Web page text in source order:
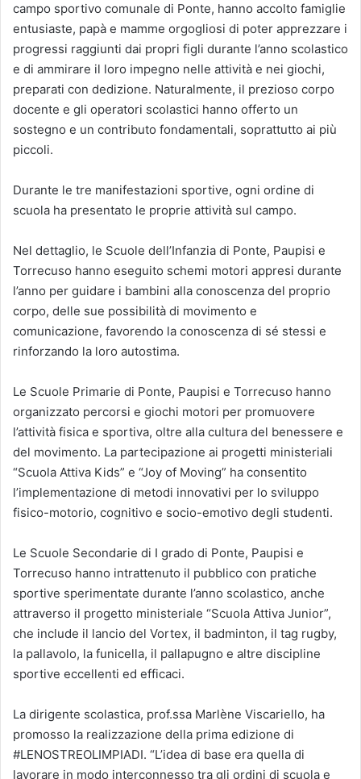
campo sportivo comunale di Ponte, hanno accolto famiglie
entusiaste, papà e mamme orgogliosi di poter apprezzare i
progressi raggiunti dai propri figli durante l’anno scolastico
e di ammirare il loro impegno nelle attività e nei giochi,
preparati con dedizione. Naturalmente, il prezioso corpo
docente e gli operatori scolastici hanno offerto un
sostegno e un contributo fondamentali, soprattutto ai più
piccoli.
Durante le tre manifestazioni sportive, ogni ordine di
scuola ha presentato le proprie attività sul campo.
Nel dettaglio, le Scuole dell’Infanzia di Ponte, Paupisi e
Torrecuso hanno eseguito schemi motori appresi durante
l’anno per guidare i bambini alla conoscenza del proprio
corpo, delle sue possibilità di movimento e
comunicazione, favorendo la conoscenza di sé stessi e
rinforzando la loro autostima.
Le Scuole Primarie di Ponte, Paupisi e Torrecuso hanno
organizzato percorsi e giochi motori per promuovere
l’attività fisica e sportiva, oltre alla cultura del benessere e
del movimento. La partecipazione ai progetti ministeriali
“Scuola Attiva Kids” e “Joy of Moving” ha consentito
l’implementazione di metodi innovativi per lo sviluppo
fisico-motorio, cognitivo e socio-emotivo degli studenti.
Le Scuole Secondarie di I grado di Ponte, Paupisi e
Torrecuso hanno intrattenuto il pubblico con pratiche
sportive sperimentate durante l’anno scolastico, anche
attraverso il progetto ministeriale “Scuola Attiva Junior”,
che include il lancio del Vortex, il badminton, il tag rugby,
la pallavolo, la funicella, il pallapugno e altre discipline
sportive eccellenti ed efficaci.
La dirigente scolastica, prof.ssa Marlène Viscariello, ha
promosso la realizzazione della prima edizione di
#LENOSTREOLIMPIADI. “L’idea di base era quella di
lavorare in modo interconnesso tra gli ordini di scuola e